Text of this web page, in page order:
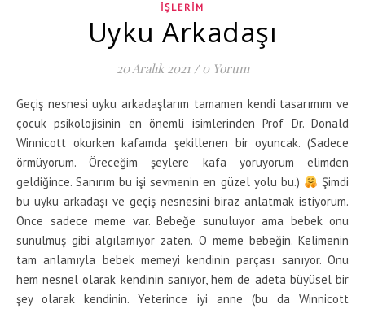
İŞLERIM
Uyku Arkadaşı
20 Aralık 2021 / 0 Yorum
Geçiş nesnesi uyku arkadaşlarım tamamen kendi tasarımım ve
çocuk psikolojisinin en önemli isimlerinden Prof Dr. Donald
Winnicott okurken kafamda şekillenen bir oyuncak. (Sadece
örmüyorum. Öreceğim şeylere kafa yoruyorum elimden
geldiğince. Sanırım bu işi sevmenin en güzel yolu bu.)
Şimdi
bu uyku arkadaşı ve geçiş nesnesini biraz anlatmak istiyorum.
Önce sadece meme var. Bebeğe sunuluyor ama bebek onu
sunulmuş gibi algılamıyor zaten. O meme bebeğin. Kelimenin
tam anlamıyla bebek memeyi kendinin parçası sanıyor. Onu
hem nesnel olarak kendinin sanıyor, hem de adeta büyüsel bir
şey olarak kendinin. Yeterince iyi anne (bu da Winnicott